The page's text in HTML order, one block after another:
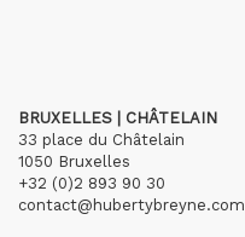
BRUXELLES | CHÂTELAIN
33 place du Châtelain
1050 Bruxelles
+32 (0)2 893 90 30
contact@hubertybreyne.com